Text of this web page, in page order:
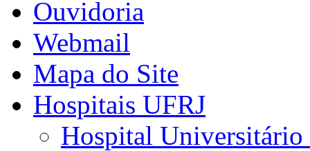
Ouvidoria
Webmail
Mapa do Site
Hospitais UFRJ
Hospital